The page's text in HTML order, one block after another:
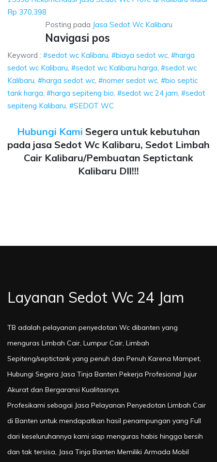
Rp 370,398
Posting pada Jasa Sedot Wc Kalibaru
Navigasi pos
Keyword : #sedot wc Kalibaru, #biaya sedot wc, #harga
sedot wc Kalibaru, #sedot wc Kalibaru harga, #sedot wc
Kalibaru, #harga sedot wc, #nomer sedot wc, #bio septic
tank harga, #harga sepiteng bio, #sedot wc 24 jam, #sedot
sepiteng Kalibaru, #SEDOT WC
Hubungi Kami Segera untuk kebutuhan
pada jasa Sedot Wc Kalibaru, Sedot Limbah
Cair Kalibaru/Pembuatan Septictank
Kalibaru Dll!!!
Layanan Sedot Wc 24 Jam
TB adalah pelayanan penyedotan Wc dibanten yang
menguras Limbah Cair, Lumpur Cair, Limbah
Sepiteng/septictank yang penuh dan Penuh Karena Mampet,
Hubungi Segera Jasa Tinja Banten Pekerja Profesional Jujur
Akurat dan Bergaransi Kualitasnya.
Profesikami sebagai Jasa Pelayanan Penyedotan Limbah Cair
di Banten untuk mendapatkan hasil penampungan yang Full
dari keseluruhannya kami siap menguras habis hingga bersih
dan tak tersisa, Jasa Tinja Banten Memiliki Armada Mobil